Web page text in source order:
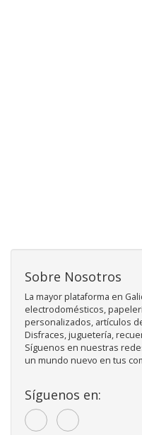
Sobre Nosotros
La mayor plataforma en
electrodomésticos,
personalizados, artículos
Disfraces, juguetería,
Síguenos en nuestras
un mundo nuevo en tus
Síguenos en: